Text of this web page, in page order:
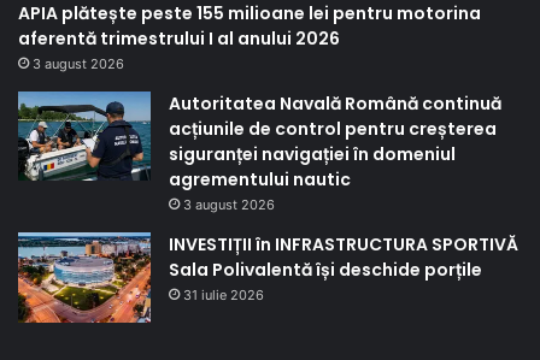
APIA plătește peste 155 milioane lei pentru motorina
aferentă trimestrului I al anului 2026
3 august 2026
Autoritatea Navală Română continuă
acțiunile de control pentru creșterea
siguranței navigației în domeniul
agrementului nautic
3 august 2026
INVESTIȚII în INFRASTRUCTURA SPORTIVĂ
Sala Polivalentă își deschide porțile
31 iulie 2026